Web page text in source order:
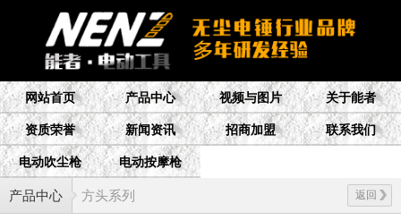
网站首页 产品中心 视频与图片 关于能者
资质荣誉 新闻资讯 招商加盟 联系我们
电动吹尘枪 电动按摩枪
产品中心 返回
方头系列